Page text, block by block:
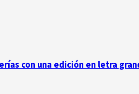
con una edición en letra